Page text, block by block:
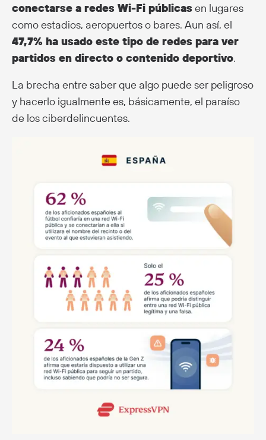
conectarse a redes Wi-Fi públicas en lugares
como estadios, aeropuertos o bares. Aun así, el
47,7% ha usado este tipo de redes para ver
partidos en directo o contenido deportivo.
La brecha entre saber que algo puede ser peligroso
y hacerlo igualmente es, básicamente, el paraíso
de los ciberdelincuentes.